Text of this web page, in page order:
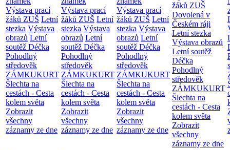
Výstava prací
žáků ZUŠ Letní
stezka Výstava
obrazů Letní
soutěž Déčka
Pohodlný
středověk
ZÁMKUKURT
Šlechta na
cestách - Cesta
kolem světa
Zobrazit
všechny
záznamy ze dne
Výstava prací
žáků ZUŠ Letní
stezka Výstava
obrazů Letní
soutěž Déčka
Pohodlný
středověk
ZÁMKUKURT
Šlechta na
cestách - Cesta
kolem světa
Zobrazit
všechny
záznamy ze dne
Výstava prací
žáků ZUŠ Letní
stezka Výstava
obrazů Letní
soutěž Déčka
Pohodlný
středověk
ZÁMKUKURT
Šlechta na
cestách - Cesta
kolem světa
Zobrazit
všechny
záznamy ze dne
žáků ZUŠ
Dovolená v
Českém ráji
Letní stezka
Výstava obrazů
Letní soutěž
Déčka
Pohodlný
středověk
ZÁMKUKURT
Šlechta na
cestách - Cesta
kolem světa
Zobrazit
všechny
záznamy ze dne